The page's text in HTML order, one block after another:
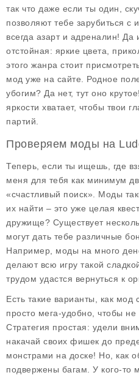
так что даже если ты один,
позволяют тебе зарубиться с
всегда азарт и адреналин! Да
отстойная: яркие цвета,
этого жанра стоит
мод уже на сайте. Родное
убогим? Да нет, тут оно
яркости хватает, чтобы твои
партий.
Проверяем моды на
Теперь, если ты ищешь, где
меня для тебя как минимум
«счастливый поиск». Моды
их найти – это уже целая
дружище? Существует
могут дать тебе различные
Например, моды на много
делают всю игру такой
трудом удастся вернуться к
Есть такие варианты, как
просто мега-удобно, чтобы не
Стратегия простая: удели
накачай своих фишек до
монстрами на доске! Но, как
подвержены багам. У кого-то